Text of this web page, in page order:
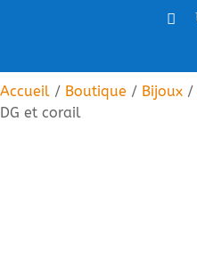
Accueil / Boutique / Bijoux /
DG et corail